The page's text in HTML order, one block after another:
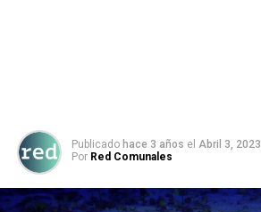
Publicado hace 3 años el Abril 3, 2023
Por Red Comunales